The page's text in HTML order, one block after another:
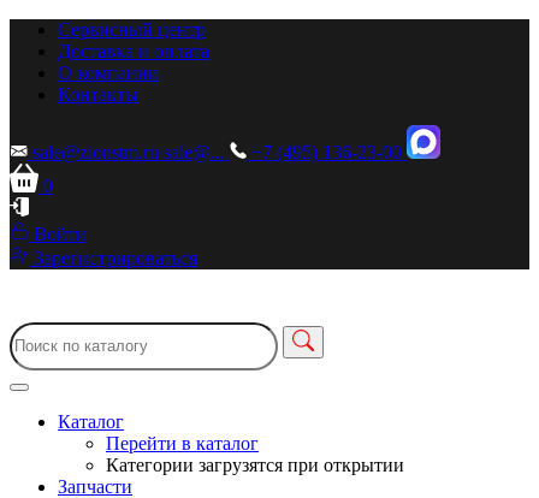
Сервисный центр
Доставка и оплата
О компании
Контакты
sale@zionstm.ru sale@...
+7 (495) 136-23-00
0
Войти
Зарегистрироваться
Каталог
Перейти в каталог
Категории загрузятся при открытии
Запчасти